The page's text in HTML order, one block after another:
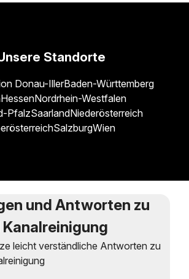
Standorte
Donau-IllerBaden-Württemberg
HessenNordrhein-Westfalen
PfalzSaarlandNiederösterreich
SalzburgWien
und Antworten zu
Kanalreinigung
leicht verständliche Antworten zu